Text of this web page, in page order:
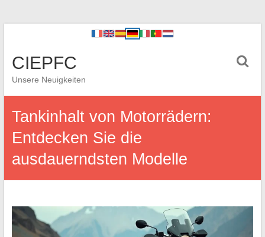
CIEPFC
Unsere Neuigkeiten
Tankinhalt von Motorrädern:
Entdecken Sie die
ausdauerndsten Modelle